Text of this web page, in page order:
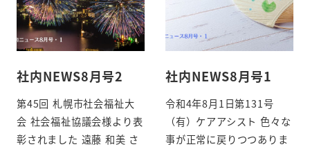
社内NEWS8月号2
第45回 札幌市社会福祉大
会 社会福祉協議会様より表
彰されました 遠藤 和美 さ
社内NEWS8月号1
令和4年8月1日第131号
（有）ケアアシスト 色々な
事が正常に戻りつつありま